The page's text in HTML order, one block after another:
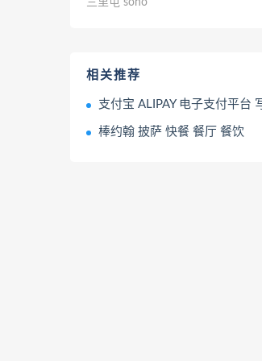
相关推荐
支付宝 ALIPAY 电子支付平台
棒约翰 披萨 快餐 餐厅 餐饮